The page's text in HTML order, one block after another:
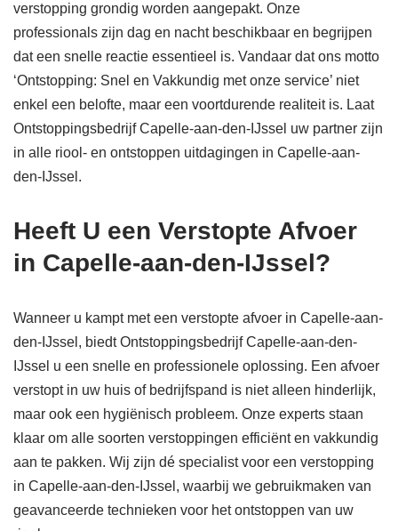
verstopping grondig worden aangepakt. Onze
professionals zijn dag en nacht beschikbaar en begrijpen
dat een snelle reactie essentieel is. Vandaar dat ons motto
‘Ontstopping: Snel en Vakkundig met onze service’ niet
enkel een belofte, maar een voortdurende realiteit is. Laat
Ontstoppingsbedrijf Capelle-aan-den-IJssel uw partner zijn
in alle riool- en ontstoppen uitdagingen in Capelle-aan-
den-IJssel.
Heeft U een Verstopte Afvoer
in Capelle-aan-den-IJssel?
Wanneer u kampt met een verstopte afvoer in Capelle-aan-
den-IJssel, biedt Ontstoppingsbedrijf Capelle-aan-den-
IJssel u een snelle en professionele oplossing. Een afvoer
verstopt in uw huis of bedrijfspand is niet alleen hinderlijk,
maar ook een hygiënisch probleem. Onze experts staan
klaar om alle soorten verstoppingen efficiënt en vakkundig
aan te pakken. Wij zijn dé specialist voor een verstopping
in Capelle-aan-den-IJssel, waarbij we gebruikmaken van
geavanceerde technieken voor het ontstoppen van uw